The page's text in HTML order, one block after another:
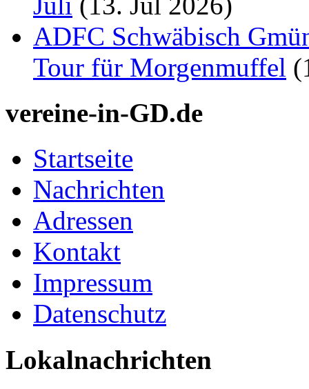
ADFC Schwäbisch
Tour für Morgenmuffel
vereine-in-GD.de
Startseite
Nachrichten
Adressen
Kontakt
Impressum
Datenschutz
Lokalnachrichten